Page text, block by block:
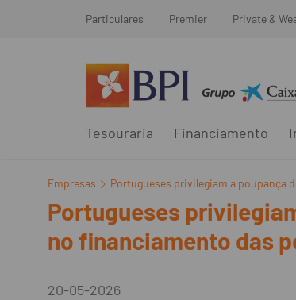
Particulares Premier Private &
Tesouraria Financiamento
Empresas Portugueses privilegiam a poupança
Portugueses
no financiamento das
20-05-2026